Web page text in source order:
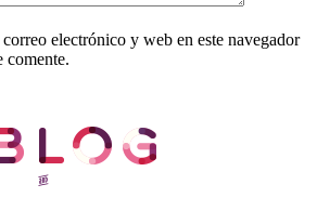
electrónico y web en este navegador
comente.